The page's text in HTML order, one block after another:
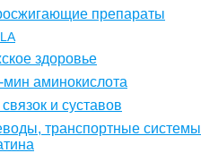
препараты
здоровье
мин аминокислота
и суставов
транспортные системы